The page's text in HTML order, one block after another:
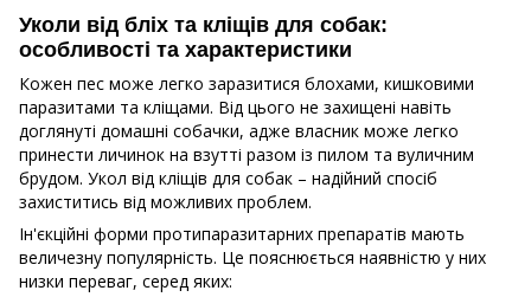
Уколи від бліх та кліщів для собак:
особливості та характеристики
Кожен пес може легко заразитися блохами, кишковими
паразитами та кліщами. Від цього не захищені навіть
доглянуті домашні собачки, адже власник може легко
принести личинок на взутті разом із пилом та вуличним
брудом. Укол від кліщів для собак – надійний спосіб
захиститись від можливих проблем.
Ін'єкційні форми протипаразитарних препаратів мають
величезну популярність. Це пояснюється наявністю у них
низки переваг, серед яких: